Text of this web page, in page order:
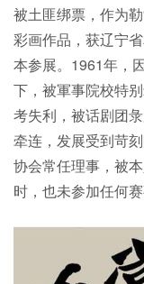
被土匪绑票，作为
彩画作品，获辽宁
本参展。1961年，
下，被軍事院校特
考失利，被话剧团
牵连，发展受到苛
协会常任理事，被
时，也未参加任何